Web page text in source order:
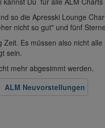
so die Apresski Lounge
nicht so gut" und fünf
Es müssen also nicht
sein.
mehr abgesimmt werden.
ALM Neuvorstellungen